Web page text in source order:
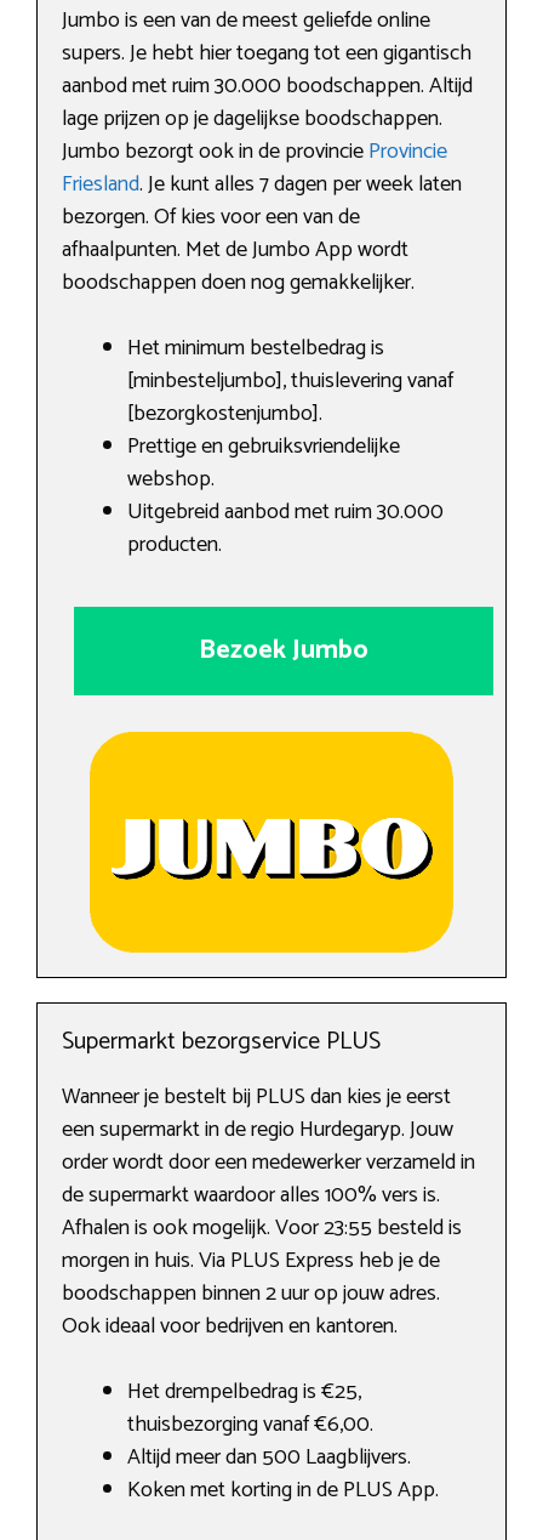
Jumbo is een van de meest geliefde online
supers. Je hebt hier toegang tot een gigantisch
aanbod met ruim 30.000 boodschappen. Altijd
lage prijzen op je dagelijkse boodschappen.
Jumbo bezorgt ook in de provincieProvincie
Friesland. Je kunt alles 7 dagen per week laten
bezorgen. Of kies voor een van de
afhaalpunten. Met de Jumbo App wordt
boodschappen doen nog gemakkelijker.
Het minimum bestelbedrag is
[minbesteljumbo], thuislevering vanaf
[bezorgkostenjumbo].
Prettige en gebruiksvriendelijke
webshop.
Uitgebreid aanbod met ruim 30.000
producten.
Bezoek Jumbo
Supermarkt bezorgservice PLUS
Wanneer je bestelt bij PLUS dan kies je eerst
een supermarkt in de regio Hurdegaryp. Jouw
order wordt door een medewerker verzameld in
de supermarkt waardoor alles 100% vers is.
Afhalen is ook mogelijk. Voor 23:55 besteld is
morgen in huis. Via PLUS Express heb je de
boodschappen binnen 2 uur op jouw adres.
Ook ideaal voor bedrijven en kantoren.
Het drempelbedrag is €25,
thuisbezorging vanaf €6,00.
Altijd meer dan 500 Laagblijvers.
Koken met korting in de PLUS App.